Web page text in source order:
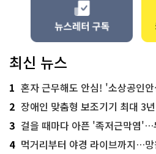
최신 뉴스
1 혼자 근무해도 안심! '소상공인
2 장애인 맞춤형 보조기기 최대 3년간
3 걸을 때마다 아픈 '족저근막염'…무작
4 먹거리부터 야경 라이브까지…